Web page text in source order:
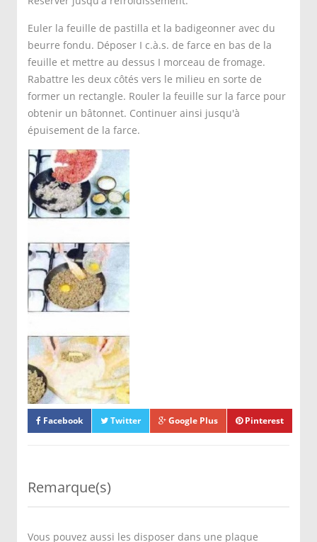
Euler la feuille de pastilla et la badigeonner avec du
beurre fondu. Déposer I c.à.s. de farce en bas de la
feuille et mettre au dessus I morceau de fromage.
Rabattre les deux côtés vers le milieu en sorte de
former un rectangle. Rouler la feuille sur la farce pour
obtenir un bâtonnet. Continuer ainsi jusqu'à
épuisement de la farce.
Faire frire les cigares
dans un bain d'huile
brûlant (poser
l'extrémité de la
pour permettre une
bonne soudure) et
les dorer de tous les
côtés.
papier absorbant,
parsemer de
fromage râpé et de
persil haché. Les
disposer dans des
caissettes en papier
Facebook Twitter Google Plus Pinterest
Remarque(s)
Vous pouvez aussi les disposer dans une plaque